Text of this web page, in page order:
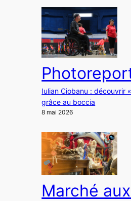
Iulian Ciobanu : découvrir
grâce au boccia
8 mai 2026
Marché